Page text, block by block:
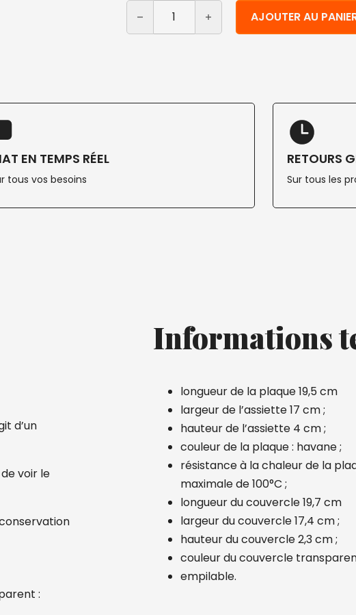
quantité de Assiette avec couvercle
AJOUTER AU
Alternative:
EN TEMPS RÉEL
tous vos besoins
RETOURS
Sur tous les
d’un
voir le
:
Informations
longueur de la plaque 19,5 cm
largeur de l’assiette 17 cm ;
hauteur de l’assiette 4 cm ;
couleur de la plaque : havane ;
résistance à la chaleur de la
maximale de 100°C ;
longueur du couvercle 19,7 cm
largeur du couvercle 17,4 cm ;
hauteur du couvercle 2,3 cm ;
couleur du couvercle
empilable.